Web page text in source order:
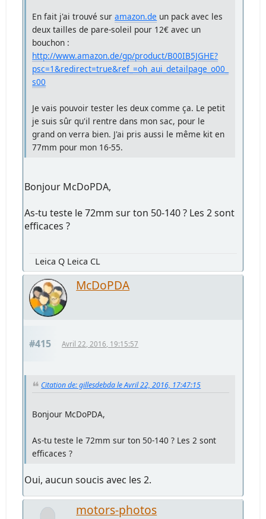
En fait j'ai trouvé suramazon.de un pack avec les
deux tailles de pare-soleil pour 12€ avec un
bouchon :
http://www.amazon.de/gp/product/B00IB5JGHE?
psc=1&redirect=true&ref_=oh_aui_detailpage_o00_
s00
Je vais pouvoir tester les deux comme ça. Le petit
je suis sûr qu'il rentre dans mon sac, pour le
grand on verra bien. J'ai pris aussi le même kit en
77mm pour mon 16-55.
Bonjour McDoPDA,
As-tu teste le 72mm sur ton 50-140 ? Les 2 sont
efficaces ?
Leica Q Leica CL
McDoPDA
#415 Avril 22, 2016, 19:15:57
Citation de: gillesdebda le Avril 22, 2016, 17:47:15
Bonjour McDoPDA,
As-tu teste le 72mm sur ton 50-140 ? Les 2 sont
efficaces ?
Oui, aucun soucis avec les 2.
motors-photos